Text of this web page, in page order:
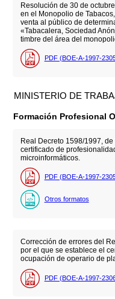
Resolución de 30 de
en el Monopolio de
venta al público de
«Tabacalera, Sociedad
timbre del área del
PDF (BOE-A-1997-
MINISTERIO DE
Formación Profesional
Real Decreto 1598/1997,
certificado de
microinformáticos.
PDF (BOE-A-1997-
Otros formatos
Corrección de errores del
por el que se establece el
ocupación de operario de
PDF (BOE-A-1997-